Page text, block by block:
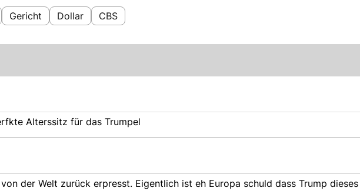
Gericht Dollar CBS
Alterssitz für das Trumpel
der Welt zurück erpresst. Eigentlich ist eh Europa schuld dass Trump